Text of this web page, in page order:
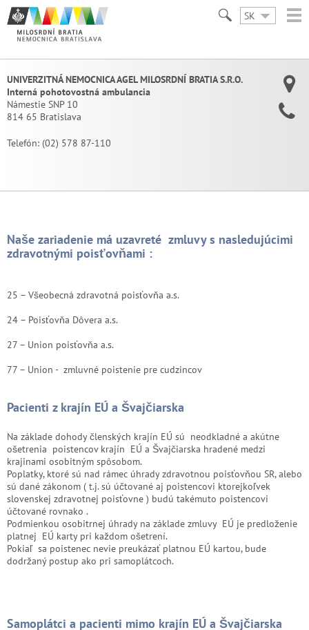
SK
UNIVERZITNÁ NEMOCNICA AGEL MILOSRDNÍ BRATIA S.R.O.
Interná pohotovostná ambulancia
Námestie SNP 10
814 65 Bratislava
Telefón: (02) 578 87-110
Naše zariadenie má uzavreté zmluvy s nasledujúcimi
zdravotnými poisťovňami :
25 – Všeobecná zdravotná poisťovňa a.s.
24 – Poisťovňa Dôvera a.s.
27 – Union poisťovňa a.s.
77 – Union - zmluvné poistenie pre cudzincov
Pacienti z krajín EÚ a Švajčiarska
Na základe dohody členských krajín EÚ sú neodkladné a akútne
ošetrenia poistencov krajín EÚ a Švajčiarska hradené medzi
krajinami osobitným spôsobom.
Poplatky, ktoré sú nad rámec úhrady zdravotnou poisťovňou SR, alebo
sú dané zákonom ( t.j. sú účtované aj poistencovi ktorejkoľvek
slovenskej zdravotnej poisťovne ) budú takémuto poistencovi
účtované rovnako .
Podmienkou osobitrnej úhrady na základe zmluvy EÚ je predloženie
platnej EÚ karty pri každom ošetrení.
Pokiaľ sa poistenec nevie preukázať platnou EÚ kartou, bude
dodržaný postup ako pri samoplátcoch.
Samoplátci a pacienti mimo krajín EÚ a Švajčiarska